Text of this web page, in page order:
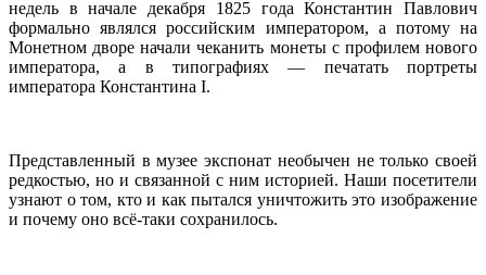
недель в начале декабря 1825 года Константин Павлович
формально являлся российским императором, а потому на
Монетном дворе начали чеканить монеты с профилем нового
императора, а в типографиях — печатать портреты
императора Константина I.
Представленный в музее экспонат необычен не только своей
редкостью, но и связанной с ним историей. Наши посетители
узнают о том, кто и как пытался уничтожить это изображение
и почему оно всё-таки сохранилось.